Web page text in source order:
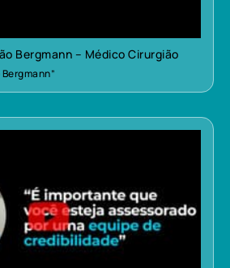
Bergmann – Médico Cirurgião